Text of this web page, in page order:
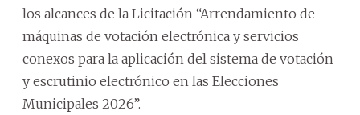
los alcances de la Licitación “Arrendamiento de
máquinas de votación electrónica y servicios
conexos para la aplicación del sistema de votación
y escrutinio electrónico en las Elecciones
Municipales 2026”.